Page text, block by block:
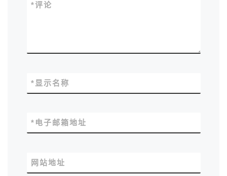
评论
*
显示名称
*
电子邮箱地址
*
网站地址